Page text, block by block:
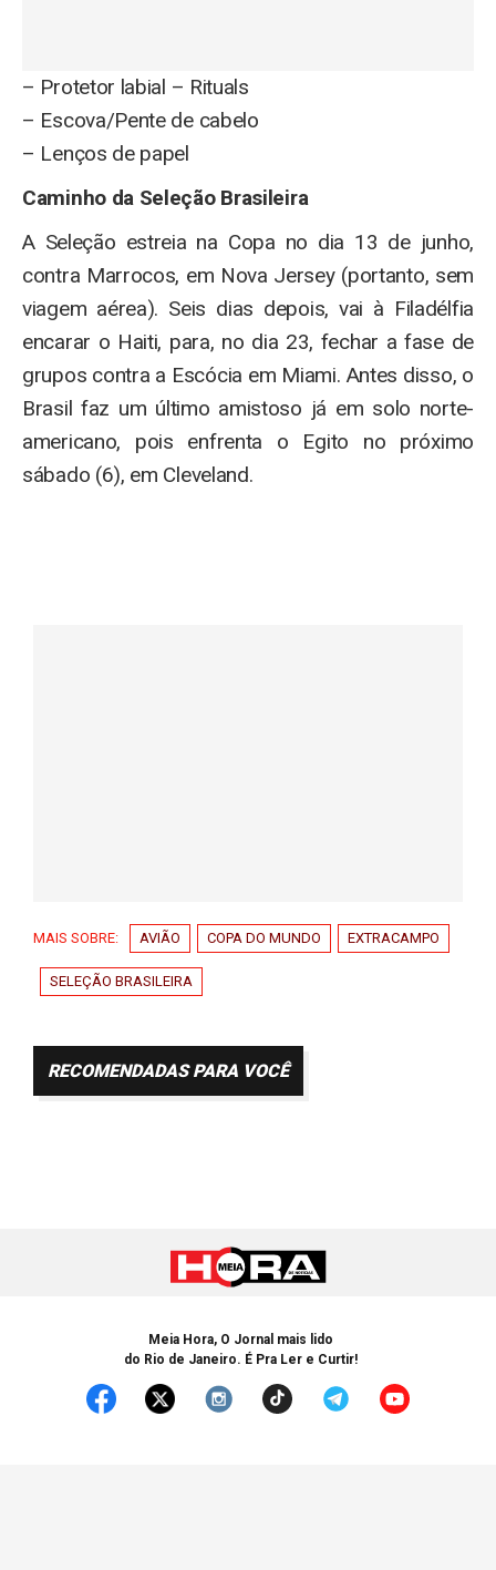
– Protetor labial – Rituals
– Escova/Pente de cabelo
– Lenços de papel
Caminho da Seleção Brasileira
A Seleção estreia na Copa no dia 13 de junho,
contra Marrocos, em Nova Jersey (portanto, sem
viagem aérea). Seis dias depois, vai à Filadélfia
encarar o Haiti, para, no dia 23, fechar a fase de
grupos contra a Escócia em Miami. Antes disso, o
Brasil faz um último amistoso já em solo norte-
americano, pois enfrenta o Egito no próximo
sábado (6), em Cleveland.
MAIS SOBRE: AVIÃO COPA DO MUNDO EXTRACAMPO
SELEÇÃO BRASILEIRA
RECOMENDADAS PARA VOCÊ
Meia Hora, O Jornal mais lido
do Rio de Janeiro. É Pra Ler e Curtir!